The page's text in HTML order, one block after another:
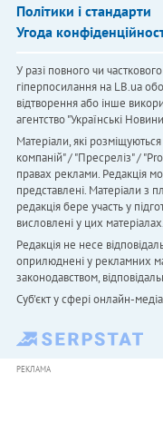
Політики і стандарти
Угода
У разі повного чи
гіперпосилання на LB.ua
відтворення або інше
агентство "Українськi
Матеріали, які
компаній" / "Пресреліз" /
правах реклами. Редакція
представлені. Матеріали
редакція бере участь у
висловлені у цих матеріалах.
Редакція не несе
оприлюднені у рекламних
законодавством,
Cуб'єкт у сфері онлайн-
РЕКЛАМА